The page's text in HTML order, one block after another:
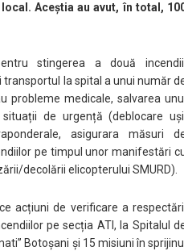
Aceștia au avut, în total,
stingerea a două
la spital a unui număr
probleme medicale, salvarea
de urgență (deblocare
asigurara măsuri
pe timpul unor manifestări
decolării elicopterului SMURD).
acțiuni de verificare a
pe secția ATI, la Spitalul
Botoșani și 15 misiuni în